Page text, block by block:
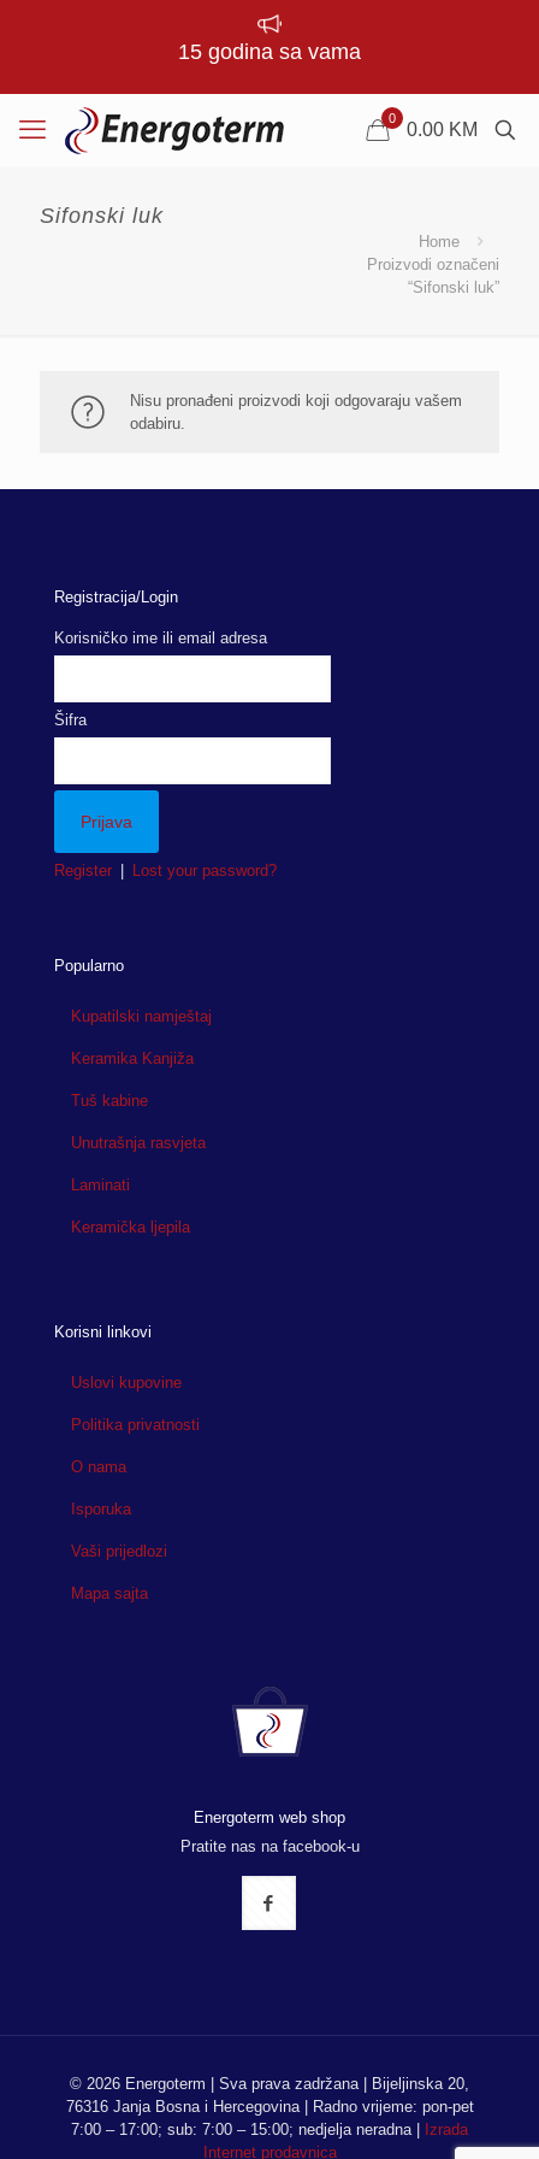
15 godina sa vama
0
0.00 KM
Sifonski luk
Home
Proizvodi označeni
“Sifonski luk”
Nisu pronađeni proizvodi koji odgovaraju vašem
odabiru.
Registracija/Login
Korisničko ime ili email adresa
Šifra
Register Lost your password?
Popularno
Kupatilski namještaj
Keramika Kanjiža
Tuš kabine
Unutrašnja rasvjeta
Laminati
Keramička ljepila
Korisni linkovi
Uslovi kupovine
Politika privatnosti
O nama
Isporuka
Vaši prijedlozi
Mapa sajta
Energoterm web shop
Pratite nas na facebook-u
© 2026 Energoterm | Sva prava zadržana | Bijeljinska 20,
76316 Janja Bosna i Hercegovina | Radno vrijeme: pon-pet
7:00 – 17:00; sub: 7:00 – 15:00; nedjelja neradna |
Izrada
Internet prodavnica